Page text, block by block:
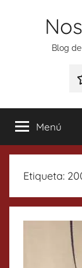
Blog
Menú
Etiqueta: